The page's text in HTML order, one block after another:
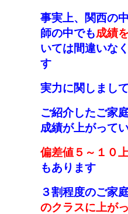
事実上、関西の
師の中でも成績
いては間違いな
す
実力に関しまし
ご紹介したご家
成績が上がって
偏差値５ ～１０
もあります
３割程度のご家
のクラスに上が